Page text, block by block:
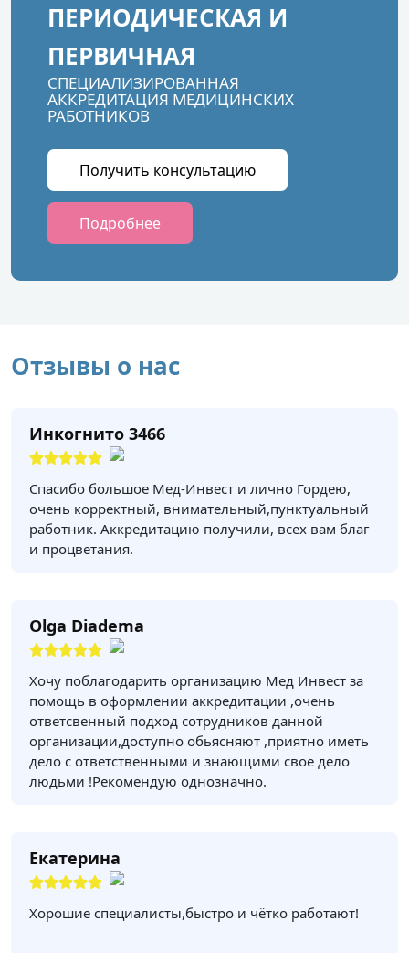
ПЕРИОДИЧЕСКАЯ И
ПЕРВИЧНАЯ
СПЕЦИАЛИЗИРОВАННАЯ
АККРЕДИТАЦИЯ МЕДИЦИНСКИХ
РАБОТНИКОВ
Получить консультацию
Подробнее
Отзывы о нас
Инкогнито 3466
Спасибо большое Мед-Инвест и лично Гордею,
очень корректный, внимательный,пунктуальный
работник. Аккредитацию получили, всех вам благ
и процветания.
Olga Diadema
Хочу поблагодарить организацию Мед Инвест за
помощь в оформлении аккредитации ,очень
ответсвенный подход сотрудников данной
организации,доступно обьясняют ,приятно иметь
дело с ответственными и знающими свое дело
людьми !Рекомендую однозначно.
Екатерина
Хорошие специалисты,быстро и чётко работают!